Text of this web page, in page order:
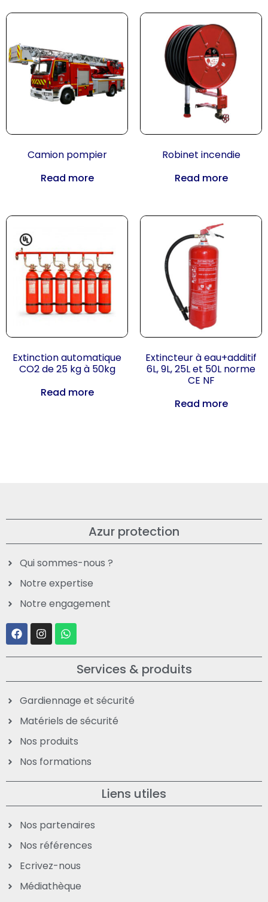
Camion pompier
Read more
Robinet incendie
Read more
Extinction automatique
CO2 de 25 kg à 50kg
Read more
Extincteur à eau+additif
6L, 9L, 25L et 50L norme
CE NF
Read more
Azur protection
Qui sommes-nous ?
Notre expertise
Notre engagement
Services & produits
Gardiennage et sécurité
Matériels de sécurité
Nos produits
Nos formations
Liens utiles
Nos partenaires
Nos références
Ecrivez-nous
Médiathèque